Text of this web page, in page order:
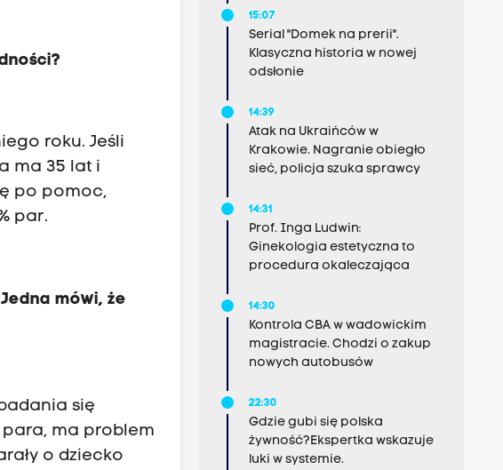
roku. Jeśli
ma 35 lat i
po pomoc,
par.
mówi, że
się
para, ma problem
o dziecko
15:07
Serial "Domek na prerii".
Klasyczna historia w nowej
odsłonie
14:39
Atak na Ukraińców w
Krakowie. Nagranie obiegło
sieć, policja szuka sprawcy
14:31
Prof. Inga Ludwin:
Ginekologia estetyczna to
procedura okaleczająca
14:30
Kontrola CBA w wadowickim
magistracie. Chodzi o zakup
nowych autobusów
22:30
Gdzie gubi się polska
żywność?Ekspertka wskazuje
luki w systemie.